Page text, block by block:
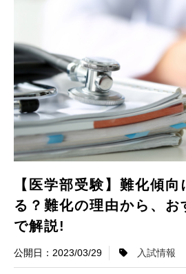
【医学部受験】難化傾
る？難化の理由から、お
で解説!
2023/03/29 入試情報